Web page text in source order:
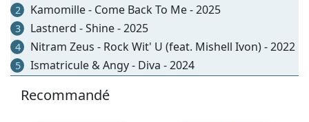
2 Kamomille - Come Back To Me - 2025
3 Lastnerd - Shine - 2025
4 Nitram Zeus - Rock Wit' U (feat. Mishell Ivon) - 2022
5 Ismatricule & Angy - Diva - 2024
Recommandé